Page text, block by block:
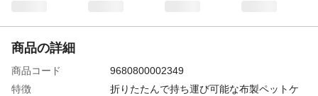
商品の詳細
商品コード
9680800002349
特徴
折りたたんで持ち運び可能な布製ペットケ